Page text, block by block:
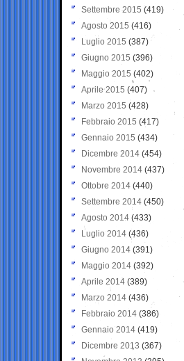
Settembre 2015 (419)
Agosto 2015 (416)
Luglio 2015 (387)
Giugno 2015 (396)
Maggio 2015 (402)
Aprile 2015 (407)
Marzo 2015 (428)
Febbraio 2015 (417)
Gennaio 2015 (434)
Dicembre 2014 (454)
Novembre 2014 (437)
Ottobre 2014 (440)
Settembre 2014 (450)
Agosto 2014 (433)
Luglio 2014 (436)
Giugno 2014 (391)
Maggio 2014 (392)
Aprile 2014 (389)
Marzo 2014 (436)
Febbraio 2014 (386)
Gennaio 2014 (419)
Dicembre 2013 (367)